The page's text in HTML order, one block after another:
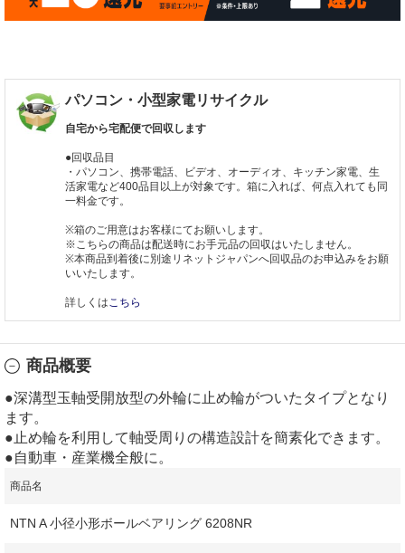
パソコン・小型家電リサイクル
自宅から宅配便で回収します
●回収品目
・パソコン、携帯電話、ビデオ、オーディオ、キッチン家電、生
活家電など400品目以上が対象です。箱に入れば、何点入れても同
一料金です。
※箱のご用意はお客様にてお願いします。
※こちらの商品は配送時にお手元品の回収はいたしません。
※本商品到着後に別途リネットジャパンへ回収品のお申込みをお願
いいたします。
詳しくは こちら
商品概要
●深溝型玉軸受開放型の外輪に止め輪がついたタイプとなり
ます。
●止め輪を利用して軸受周りの構造設計を簡素化できます。
●自動車・産業機全般に。
商品名
NTN A 小径小形ボールベアリング 6208NR